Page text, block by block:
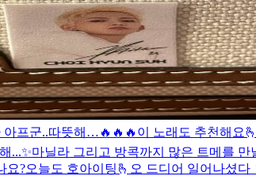
아프군..따뜻해… 🔥🔥🔥 이 노래도 추천해요🫰
...✨마닐라 그리고 방콕까지 많은 트메를
요?오늘도 호아이팅🫰 오 드디어 일어나셨다